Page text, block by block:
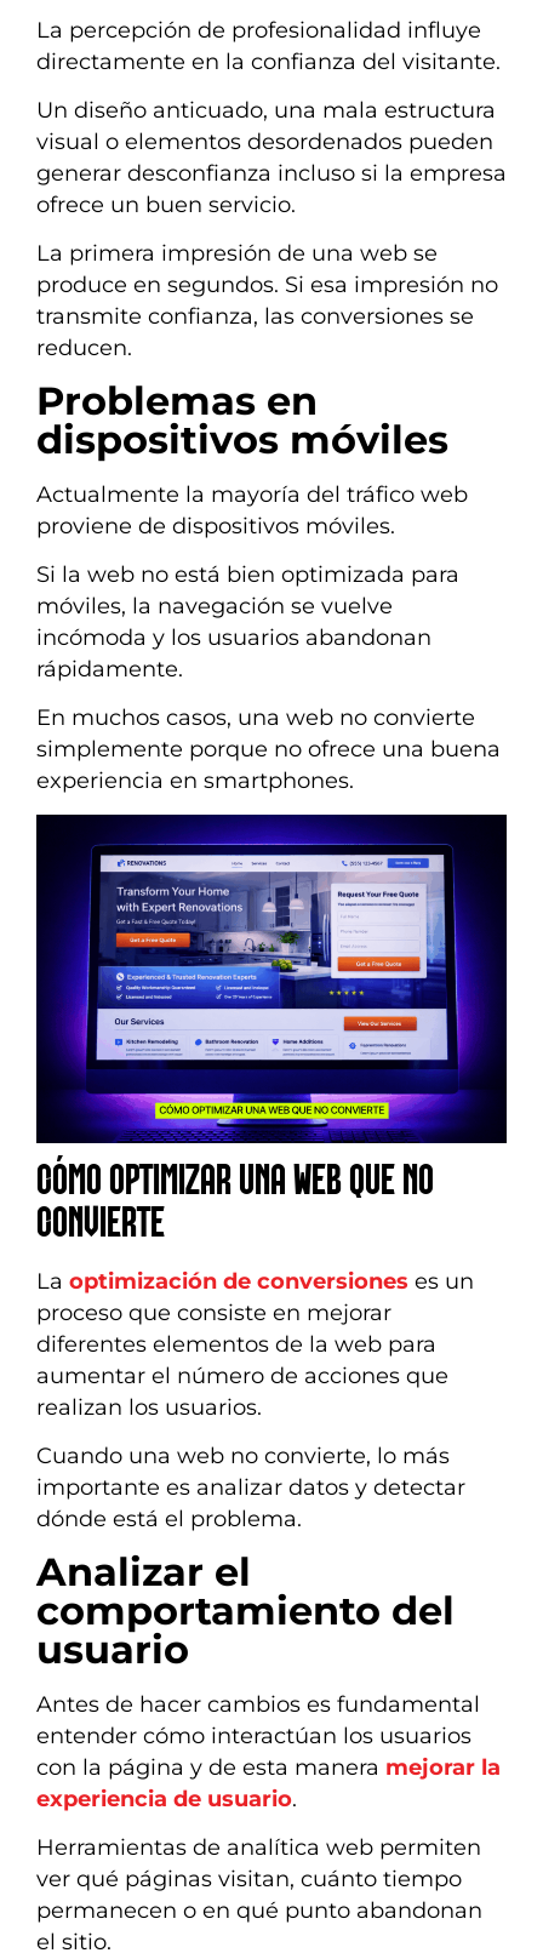
La percepción de profesionalidad influye
directamente en la confianza del visitante.
Un diseño anticuado, una mala estructura
visual o elementos desordenados pueden
generar desconfianza incluso si la empresa
ofrece un buen servicio.
La primera impresión de una web se
produce en segundos. Si esa impresión no
transmite confianza, las conversiones se
reducen.
Problemas en
dispositivos móviles
Actualmente la mayoría del tráfico web
proviene de dispositivos móviles.
Si la web no está bien optimizada para
móviles, la navegación se vuelve
incómoda y los usuarios abandonan
rápidamente.
En muchos casos, una web no convierte
simplemente porque no ofrece una buena
experiencia en smartphones.
CÓMO OPTIMIZAR UNA WEB QUE NO
CONVIERTE
La optimización de conversiones es un
proceso que consiste en mejorar
diferentes elementos de la web para
aumentar el número de acciones que
realizan los usuarios.
Cuando una web no convierte, lo más
importante es analizar datos y detectar
dónde está el problema.
Analizar el
comportamiento del
usuario
Antes de hacer cambios es fundamental
entender cómo interactúan los usuarios
con la página y de esta manera mejorar la
experiencia de usuario.
Herramientas de analítica web permiten
ver qué páginas visitan, cuánto tiempo
permanecen o en qué punto abandonan
el sitio.